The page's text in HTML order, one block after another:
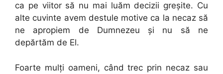
ca pe viitor să nu mai luăm decizii greşite. Cu
alte cuvinte avem destule motive ca la necaz să
ne apropiem de Dumnezeu şi nu să ne
depărtăm de El.
Foarte mulţi oameni, când trec prin necaz sau